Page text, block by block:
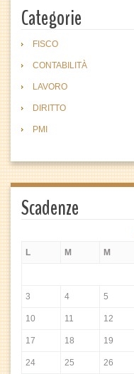
Categorie
FISCO
CONTABILITÀ
LAVORO
DIRITTO
PMI
Scadenze
L
M M
3 4 5
10 11 12
17 18 19
24 25 26